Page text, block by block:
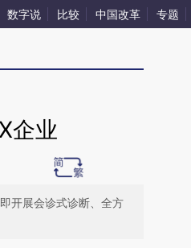
数字说 比较 中国改革 专题
企业
开展会诊式诊断、全方